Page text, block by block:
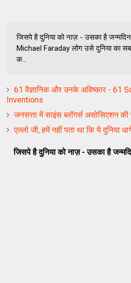
जिसपे है दुनिया को नाज़ - उसका है
Michael Faraday लोग उसे दुनिया का
क...
61 वैज्ञानिक और उनके अविष्कार - 61
Inventions
जनसत्ता में साइंस ब्‍लॉगर्स असोसिएशन की
एल्लो जी, हमें नहीं पता था कि ये दुनिया
जिसपे है दुनिया को नाज़ - उसका है